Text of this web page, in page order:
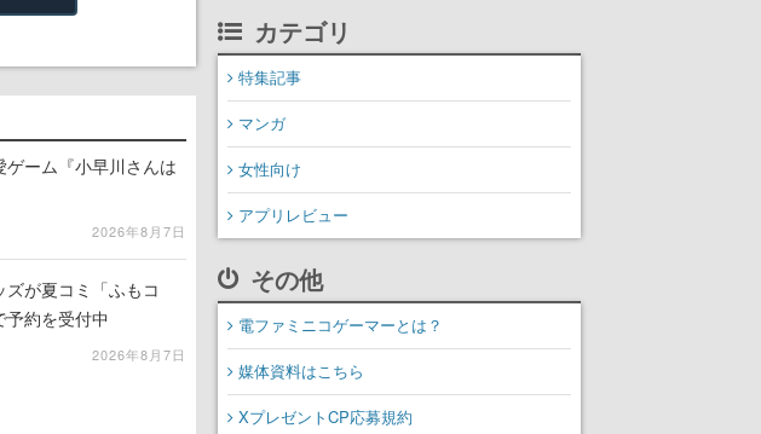
ゲーム『小早川さんは
2026年8月7日
ズが夏コミ「ふもコ
約を受付中
2026年8月7日
カテゴリ
特集記事
マンガ
女性向け
アプリレビュー
その他
電ファミニコゲーマーとは？
媒体資料はこちら
XプレゼントCP応募規約